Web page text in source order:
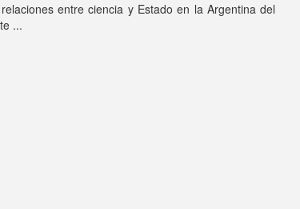
entre ciencia y Estado en la Argentina del
...